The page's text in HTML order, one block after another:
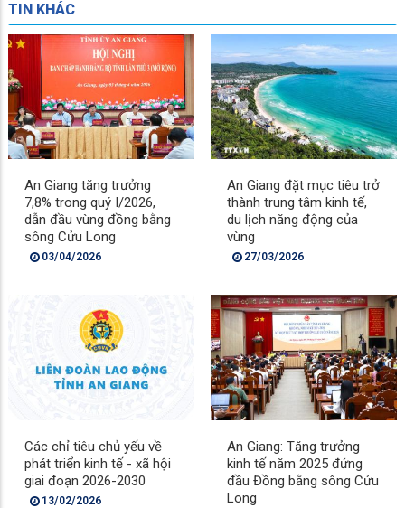
TIN KHÁC
An Giang tăng trưởng
7,8% trong quý I/2026,
dẫn đầu vùng đồng bằng
sông Cửu Long
03/04/2026
An Giang đặt mục tiêu trở
thành trung tâm kinh tế,
du lịch năng động của
vùng
27/03/2026
Các chỉ tiêu chủ yếu về
phát triển kinh tế - xã hội
giai đoạn 2026-2030
13/02/2026
An Giang: Tăng trưởng
kinh tế năm 2025 đứng
đầu Đồng bằng sông Cửu
Long